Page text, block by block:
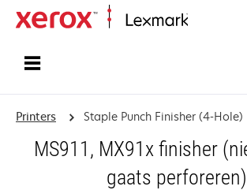
Printers Staple Punch Finisher (4-Hole)
MS911, MX91x finisher
gaats perforeren)